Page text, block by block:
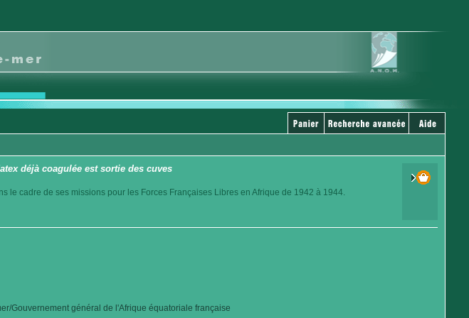
déjà coagulée est sortie des cuves
cadre de ses missions pour les Forces Françaises Libres en Afrique de 1942 à 1944.
Gouvernement général de l'Afrique équatoriale française